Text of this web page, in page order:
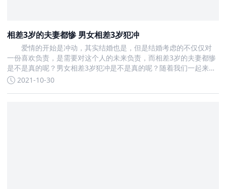
相差3岁的夫妻都惨 男女相差3岁犯冲
爱情的开始是冲动，其实结婚也是，但是结婚考虑的不仅仅对
一份喜欢负责，是需要对这个人的未来负责，而相差3岁的夫妻都惨
是不是真的呢？男女相差3岁犯冲是不是真的呢？随着我们一起来深
入了解吧
2021-10-30